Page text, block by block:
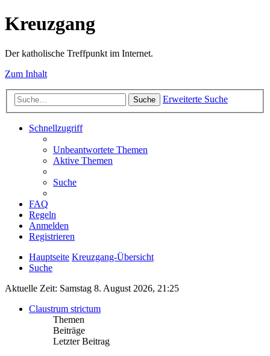
Kreuzgang
Der katholische Treffpunkt im Internet.
Zum Inhalt
Suche Erweiterte Suche
Schnellzugriff
Unbeantwortete Themen
Aktive Themen
Suche
FAQ
Regeln
Anmelden
Registrieren
Hauptseite Kreuzgang-Übersicht
Suche
Aktuelle Zeit: Samstag 8. August 2026, 21:25
Claustrum strictum
Themen
Beiträge
Letzter Beitrag